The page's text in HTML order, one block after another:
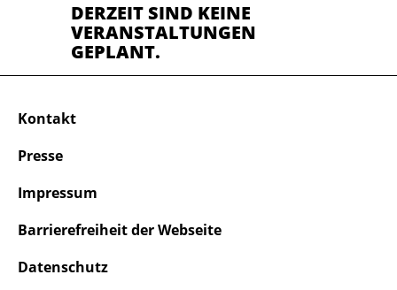
DERZEIT SIND KEINE
VERANSTALTUNGEN
GEPLANT.
Kontakt
Presse
Impressum
Barrierefreiheit der Webseite
Datenschutz